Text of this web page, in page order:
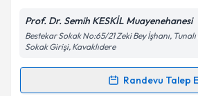
Kişisel verilerimin işlenmesine
Metni 'ni okudum ve kişisel
kapsamda işlenmesini kabul
Takvim Talebini
Prof. Dr. Semih KESKİL Muayenehanesi
Bestekar Sokak No:65/21 Zeki Bey İşhanı,
Sokak Girişi, Kavaklıdere
Randevu Talep
Randevu Takvimi Talebi